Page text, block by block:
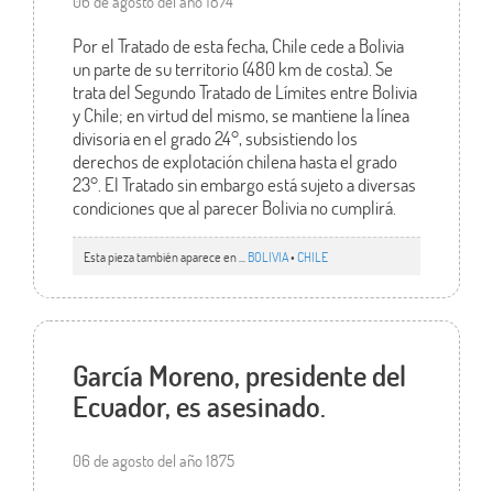
Por el Tratado de esta fecha, Chile cede a Bolivia
un parte de su territorio (480 km de costa). Se
trata del Segundo Tratado de Límites entre Bolivia
y Chile; en virtud del mismo, se mantiene la línea
divisoria en el grado 24°, subsistiendo los
derechos de explotación chilena hasta el grado
23°. El Tratado sin embargo está sujeto a diversas
condiciones que al parecer Bolivia no cumplirá.
Esta pieza también aparece en ... BOLIVIA•CHILE
García Moreno, presidente del
Ecuador, es asesinado.
06 de agosto del año 1875